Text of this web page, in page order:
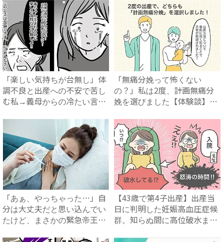
「楽しい気持ちが台無し」体
調不良と出産への不安で苦し
む私→義母からの冷たい言葉
「無痛分娩って怖くない
の？」私は2度、計画無痛分
娩を選びました【体験談】｜
「あぁ、やっちゃった…」自
分は大丈夫だと思い込んでい
たけど、まさかの緊急帝王切
【43歳で第4子出産】出産当
日に判明した妊娠高血圧症候
群。知らぬ間に高位破水ま